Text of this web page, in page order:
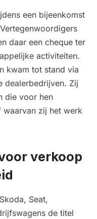
een bijeenkomst
daar een cheque ter
activiteiten.
kwam tot stand via
dealerbedrijven. Zij
die voor hen
zij het werk
verkoop
Seat,
de titel